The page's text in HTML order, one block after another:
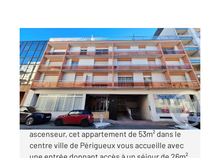
PERIGUEUX 24
53 m2, 2 pièces
Ref : 21146
Appartement F2 à vendre
125 500 €
Situé au premier étage d'un immeuble avec
ascenseur, cet appartement de 53m² dans le
centre ville de Périgueux vous accueille avec
une entrée donnant accès à un séjour de 26m²